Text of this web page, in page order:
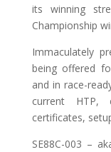
its winning
Championship
Immaculately
being offered
and in race-
current HTP,
certificates,
SE88C-003 –